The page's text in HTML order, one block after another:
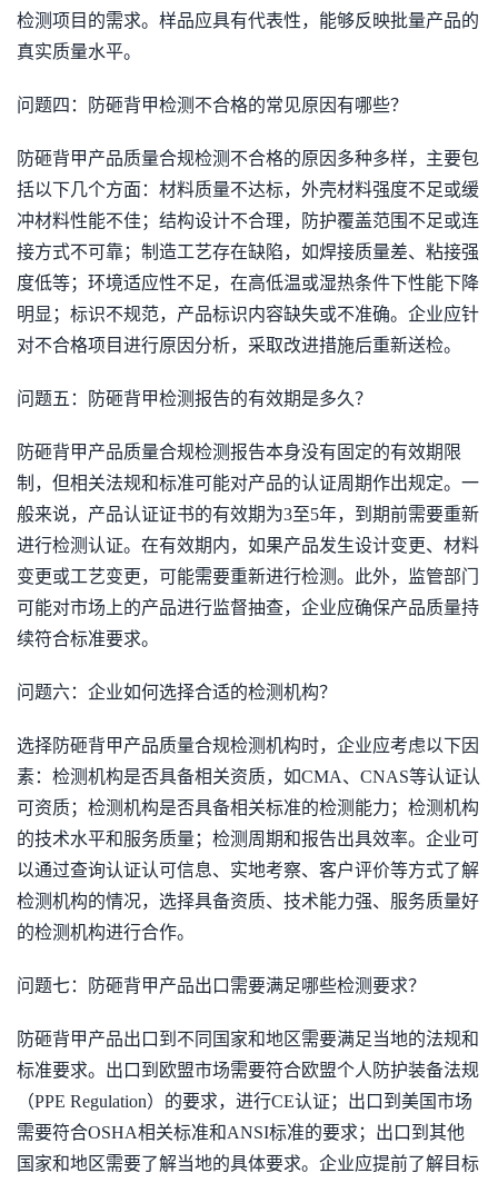
检测项目的需求。样品应具有代表性，能够反映批量产品的
真实质量水平。
问题四：防砸背甲检测不合格的常见原因有哪些？
防砸背甲产品质量合规检测不合格的原因多种多样，主要包
括以下几个方面：材料质量不达标，外壳材料强度不足或缓
冲材料性能不佳；结构设计不合理，防护覆盖范围不足或连
接方式不可靠；制造工艺存在缺陷，如焊接质量差、粘接强
度低等；环境适应性不足，在高低温或湿热条件下性能下降
明显；标识不规范，产品标识内容缺失或不准确。企业应针
对不合格项目进行原因分析，采取改进措施后重新送检。
问题五：防砸背甲检测报告的有效期是多久？
防砸背甲产品质量合规检测报告本身没有固定的有效期限
制，但相关法规和标准可能对产品的认证周期作出规定。一
般来说，产品认证证书的有效期为3至5年，到期前需要重新
进行检测认证。在有效期内，如果产品发生设计变更、材料
变更或工艺变更，可能需要重新进行检测。此外，监管部门
可能对市场上的产品进行监督抽查，企业应确保产品质量持
续符合标准要求。
问题六：企业如何选择合适的检测机构？
选择防砸背甲产品质量合规检测机构时，企业应考虑以下因
素：检测机构是否具备相关资质，如CMA、CNAS等认证认
可资质；检测机构是否具备相关标准的检测能力；检测机构
的技术水平和服务质量；检测周期和报告出具效率。企业可
以通过查询认证认可信息、实地考察、客户评价等方式了解
检测机构的情况，选择具备资质、技术能力强、服务质量好
的检测机构进行合作。
问题七：防砸背甲产品出口需要满足哪些检测要求？
防砸背甲产品出口到不同国家和地区需要满足当地的法规和
标准要求。出口到欧盟市场需要符合欧盟个人防护装备法规
（PPE Regulation）的要求，进行CE认证；出口到美国市场
需要符合OSHA相关标准和ANSI标准的要求；出口到其他
国家和地区需要了解当地的具体要求。企业应提前了解目标